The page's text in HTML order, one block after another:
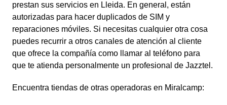
prestan sus servicios en Lleida. En general, están
autorizadas para hacer duplicados de SIM y
reparaciones móviles. Si necesitas cualquier otra cosa
puedes recurrir a otros canales de atención al cliente
que ofrece la compañía como llamar al teléfono para
que te atienda personalmente un profesional de Jazztel.
Encuentra tiendas de otras operadoras en Miralcamp: